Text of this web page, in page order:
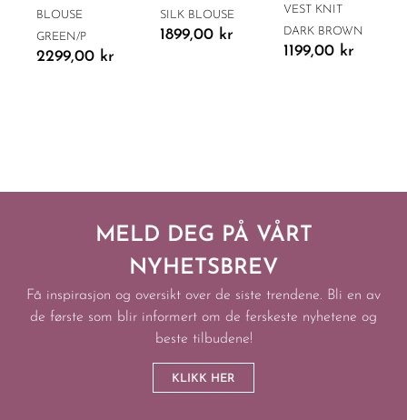
BLOUSE
GREEN/P
2299,00 kr
SILK BLOUSE
1899,00 kr
VEST KNIT
DARK BROWN
1199,00 kr
MELD DEG PÅ VÅRT
NYHETSBREV
Få inspirasjon og oversikt over de siste trendene. Bli en av
de første som blir informert om de ferskeste nyhetene og
beste tilbudene!
KLIKK HER